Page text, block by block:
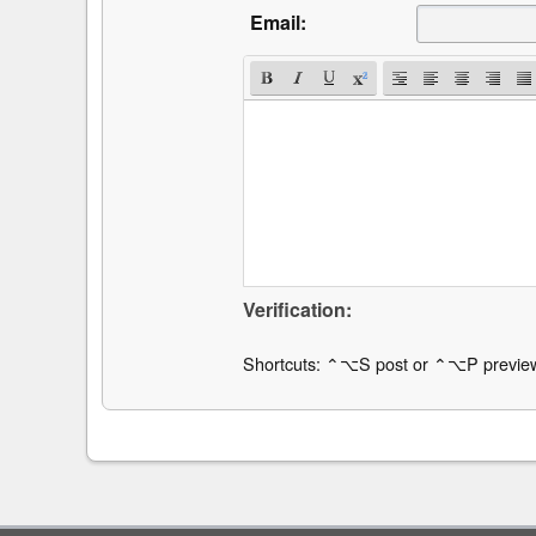
Email:
Verification:
Shortcuts: ⌃⌥S post or ⌃⌥P